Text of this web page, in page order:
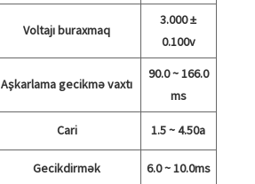
Voltajı buraxmaq
3.000 ±
0.100v
Aşkarlama gecikmə vaxtı
90.0 ~ 166.0
ms
Cari 1.5 ~ 4.50a
Gecikdirmək 6.0 ~ 10.0ms